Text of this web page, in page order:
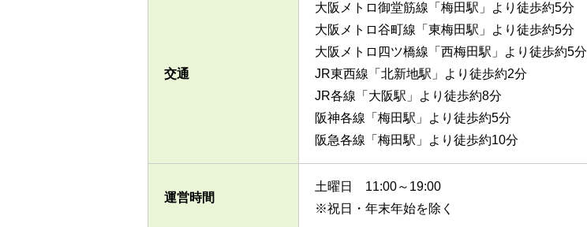
交通
大阪メトロ御堂筋線「梅田駅」より徒歩約5分
大阪メトロ谷町線「東梅田駅」より徒歩約5分
大阪メトロ四ツ橋線「西梅田駅」より徒歩約5分
JR東西線「北新地駅」より徒歩約2分
JR各線「大阪駅」より徒歩約8分
阪神各線「梅田駅」より徒歩約5分
阪急各線「梅田駅」より徒歩約10分
運営時間
土曜日 11:00～19:00
※祝日・年末年始を除く